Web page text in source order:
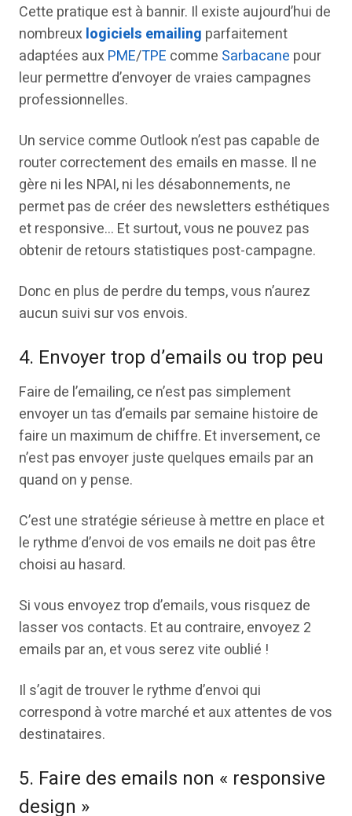
Cette pratique est à bannir. Il existe aujourd’hui de
nombreuxlogiciels emailing parfaitement
adaptées auxPME/TPE comme Sarbacane pour
leur permettre d’envoyer de vraies campagnes
professionnelles.
Un service comme Outlook n’est pas capable de
router correctement des emails en masse. Il ne
gère ni les NPAI, ni les désabonnements, ne
permet pas de créer des newsletters esthétiques
et responsive… Et surtout, vous ne pouvez pas
obtenir de retours statistiques post-campagne.
Donc en plus de perdre du temps, vous n’aurez
aucun suivi sur vos envois.
4. Envoyer trop d’emails ou trop peu
Faire de l’emailing, ce n’est pas simplement
envoyer un tas d’emails par semaine histoire de
faire un maximum de chiffre. Et inversement, ce
n’est pas envoyer juste quelques emails par an
quand on y pense.
C’est une stratégie sérieuse à mettre en place et
le rythme d’envoi de vos emails ne doit pas être
choisi au hasard.
Si vous envoyez trop d’emails, vous risquez de
lasser vos contacts. Et au contraire, envoyez 2
emails par an, et vous serez vite oublié !
Il s’agit de trouver le rythme d’envoi qui
correspond à votre marché et aux attentes de vos
destinataires.
5. Faire des emails non « responsive
design »